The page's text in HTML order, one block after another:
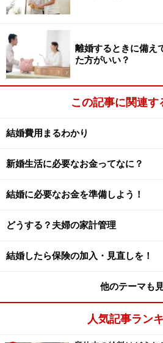
離婚するときに備え
た方がいい？
この記事に関連す
結婚費用まるわかり
新婚生活に必要なお金ってなに？
結婚に必要なお金を準備しよう！
どうする？夫婦の家計管理
結婚したら保険の加入・見直しを！
他のテーマも
人気記事ラン